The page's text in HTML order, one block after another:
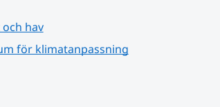
hav
för klimatanpassning